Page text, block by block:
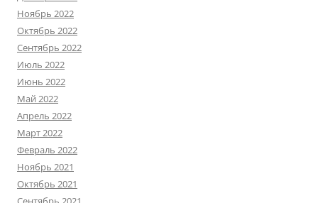
Ноябрь 2022
Октябрь 2022
Сентябрь 2022
Июль 2022
Июнь 2022
Май 2022
Апрель 2022
Март 2022
Февраль 2022
Ноябрь 2021
Октябрь 2021